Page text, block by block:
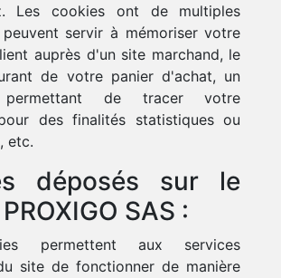
Les cookies ont de multiples
servir à mémoriser votre
auprès d'un site marchand, le
de votre panier d'achat, un
permettant de tracer votre
des finalités statistiques ou
etc.
déposés sur le
SAS :
permettent aux services
site de fonctionner de manière